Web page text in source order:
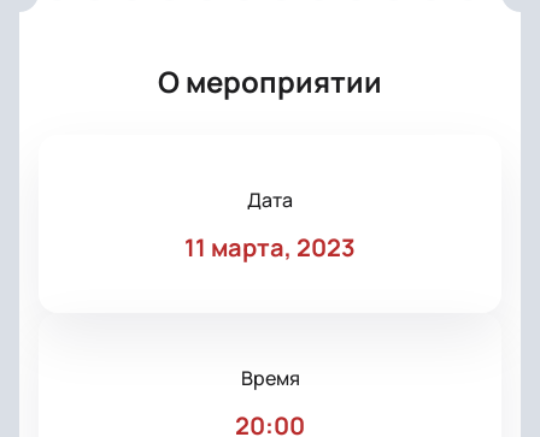
О мероприятии
Дата
11 марта, 2023
Время
20:00